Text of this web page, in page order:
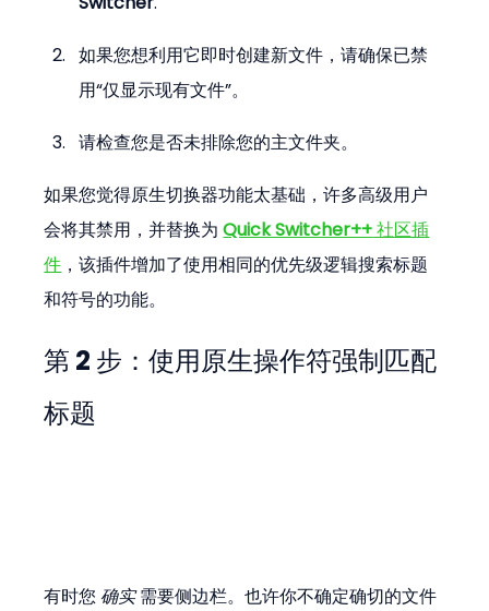
如果您想利用它即时创建新文件，请确保已禁
用“仅显示现有文件”。
请检查您是否未排除您的主文件夹。
如果您觉得原生切换器功能太基础，许多高级用户
会将其禁用，并替换为 Quick Switcher++ 社区插
件 ，该插件增加了使用相同的优先级逻辑搜索标题
和符号的功能。
第 2 步：使用原生操作符强制匹配
标题
有时您 确实 需要侧边栏。也许你不确定确切的文件